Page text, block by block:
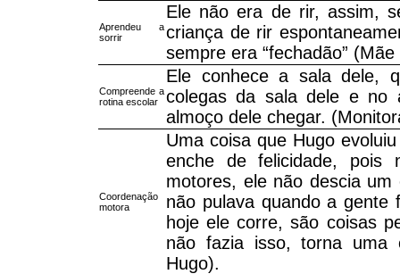
Aprendeu a
sorrir
Ele não era de rir, assim,
criança de rir
sempre era “fechadão”
Compreende a
rotina escolar
Ele conhece a sala dele,
colegas da sala dele e no
almoço dele chegar.
Coordenação
motora
Uma coisa que Hugo
enche de felicidade, pois
motores, ele não descia
não pulava quando a gente
hoje ele corre, são coisas
não fazia isso, torna uma
Hugo).